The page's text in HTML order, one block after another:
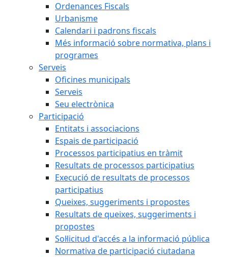
Ordenances Fiscals
Urbanisme
Calendari i padrons fiscals
Més informació sobre normativa, plans i
programes
Serveis
Oficines municipals
Serveis
Seu electrònica
Participació
Entitats i associacions
Espais de participació
Processos participatius en tràmit
Resultats de processos participatius
Execució de resultats de processos
participatius
Queixes, suggeriments i propostes
Resultats de queixes, suggeriments i
propostes
Sol·licitud d'accés a la informació pública
Normativa de participació ciutadana